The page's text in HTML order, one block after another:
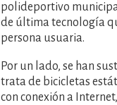
polideportivo
de última tecnología
persona usuaria.
Por un lado, se han
trata de bicicletas
con conexión a